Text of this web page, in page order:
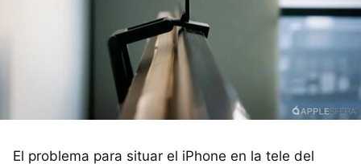
El problema para situar el iPhone en la tele del